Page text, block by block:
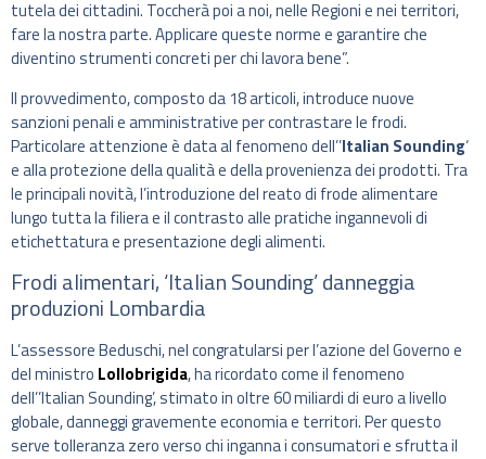
tutela dei cittadini. Toccherà poi a noi, nelle Regioni e nei territori,
fare la nostra parte. Applicare queste norme e garantire che
diventino strumenti concreti per chi lavora bene”.
Il provvedimento, composto da 18 articoli, introduce nuove
sanzioni penali e amministrative per contrastare le frodi.
Particolare attenzione è data al fenomeno dell’’Italian Sounding‘
e alla protezione della qualità e della provenienza dei prodotti. Tra
le principali novità, l’introduzione del reato di frode alimentare
lungo tutta la filiera e il contrasto alle pratiche ingannevoli di
etichettatura e presentazione degli alimenti.
Frodi alimentari, ‘Italian Sounding’ danneggia
produzioni Lombardia
L’assessore Beduschi, nel congratularsi per l’azione del Governo e
del ministro Lollobrigida, ha ricordato come il fenomeno
dell’’Italian Sounding’, stimato in oltre 60 miliardi di euro a livello
globale, danneggi gravemente economia e territori. Per questo
serve tolleranza zero verso chi inganna i consumatori e sfrutta il